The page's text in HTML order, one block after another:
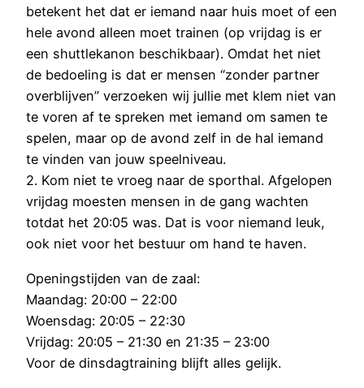
betekent het dat er iemand naar huis moet of een
hele avond alleen moet trainen (op vrijdag is er
een shuttlekanon beschikbaar). Omdat het niet
de bedoeling is dat er mensen “zonder partner
overblijven” verzoeken wij jullie met klem niet van
te voren af te spreken met iemand om samen te
spelen, maar op de avond zelf in de hal iemand
te vinden van jouw speelniveau.
2. Kom niet te vroeg naar de sporthal. Afgelopen
vrijdag moesten mensen in de gang wachten
totdat het 20:05 was. Dat is voor niemand leuk,
ook niet voor het bestuur om hand te haven.
Openingstijden van de zaal:
Maandag: 20:00 – 22:00
Woensdag: 20:05 – 22:30
Vrijdag: 20:05 – 21:30 en 21:35 – 23:00
Voor de dinsdagtraining blijft alles gelijk.